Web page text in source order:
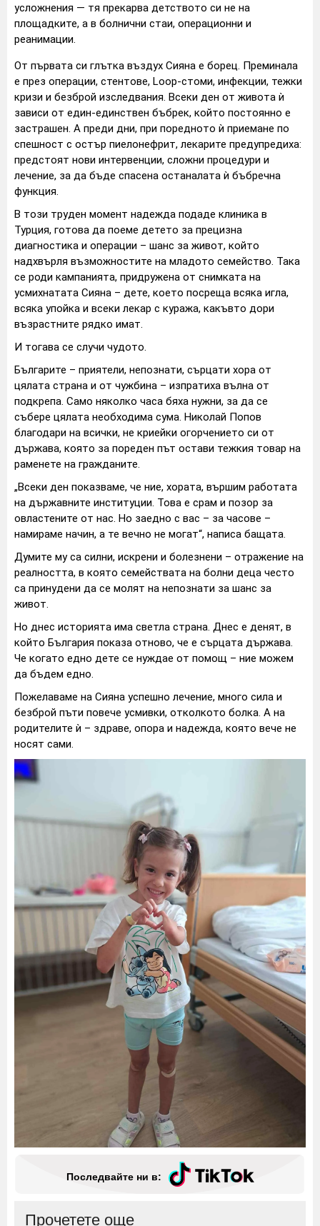
усложнения — тя прекарва детството си не на
площадките, а в болнични стаи, операционни и
реанимации.
От първата си глътка въздух Сияна е борец. Преминала
е през операции, стентове, Loop-стоми, инфекции, тежки
кризи и безброй изследвания. Всеки ден от живота ѝ
зависи от един-единствен бъбрек, който постоянно е
застрашен. А преди дни, при поредното ѝ приемане по
спешност с остър пиелонефрит, лекарите предупредиха:
предстоят нови интервенции, сложни процедури и
лечение, за да бъде спасена останалата ѝ бъбречна
функция.
В този труден момент надежда подаде клиника в
Турция, готова да поеме детето за прецизна
диагностика и операции – шанс за живот, който
надхвърля възможностите на младото семейство. Така
се роди кампанията, придружена от снимката на
усмихнатата Сияна – дете, което посреща всяка игла,
всяка упойка и всеки лекар с куража, какъвто дори
възрастните рядко имат.
И тогава се случи чудото.
Българите – приятели, непознати, сърцати хора от
цялата страна и от чужбина – изпратиха вълна от
подкрепа. Само няколко часа бяха нужни, за да се
събере цялата необходима сума. Николай Попов
благодари на всички, не криейки огорчението си от
държава, която за пореден път остави тежкия товар на
раменете на гражданите.
„Всеки ден показваме, че ние, хората, вършим работата
на държавните институции. Това е срам и позор за
овластените от нас. Но заедно с вас – за часове –
намираме начин, а те вечно не могат“, написа бащата.
Думите му са силни, искрени и болезнени – отражение на
реалността, в която семействата на болни деца често
са принудени да се молят на непознати за шанс за
живот.
Но днес историята има светла страна. Днес е денят, в
който България показа отново, че е сърцата държава.
Че когато едно дете се нуждае от помощ – ние можем
да бъдем едно.
Пожелаваме на Сияна успешно лечение, много сила и
безброй пъти повече усмивки, отколкото болка. А на
родителите ѝ – здраве, опора и надежда, която вече не
носят сами.
Последвайте ни в:
Прочетете още